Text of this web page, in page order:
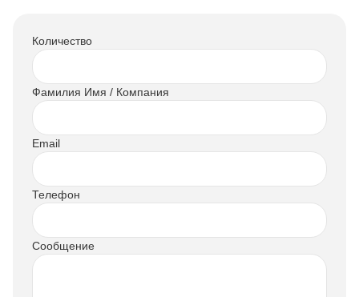
Количество
Фамилия Имя / Компания
Email
Телефон
Сообщение